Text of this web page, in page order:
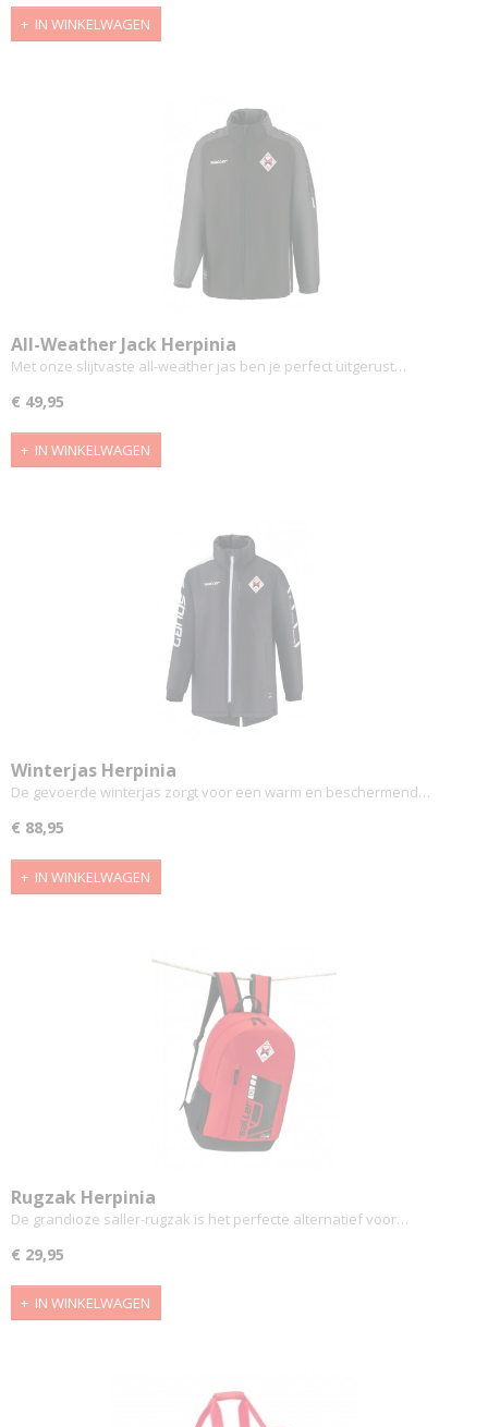
IN WINKELWAGEN
All-Weather Jack Herpinia
Met onze slijtvaste all-weather jas ben je perfect uitgerust…
€ 49,95
IN WINKELWAGEN
Winterjas Herpinia
De gevoerde winterjas zorgt voor een warm en beschermend…
€ 88,95
IN WINKELWAGEN
Rugzak Herpinia
De grandioze saller-rugzak is het perfecte alternatief voor…
€ 29,95
IN WINKELWAGEN